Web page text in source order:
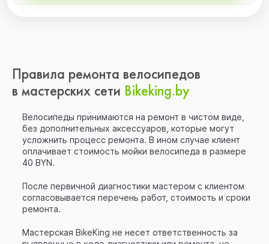
Правила ремонта велосипедов
в мастерских сети Bikeking.by
Велосипеды принимаются на ремонт в чистом виде,
без дополнительных аксессуаров, которые могут
усложнить процесс ремонта. В ином случае клиент
оплачивает стоимость мойки велосипеда в размере
40 BYN.
После первичной диагностики мастером с клиентом
согласовывается перечень работ, стоимость и сроки
ремонта.
Мастерская BikeKing не несет ответственность за